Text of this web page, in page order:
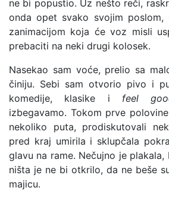
ne bi popustio. Uz nešto reči,
onda opet svako svojim poslom,
zanimacijom koja će voz misli
prebaciti na neki drugi kolosek.
Nasekao sam voće, prelio sa
činiju. Sebi sam otvorio pivo i
komedije, klasike i feel
izbegavamo. Tokom prve
nekoliko puta, prodiskutovali
pred kraj umirila i sklupčala
glavu na rame. Nečujno je
ništa je ne bi otkrilo, da ne beše
majicu.